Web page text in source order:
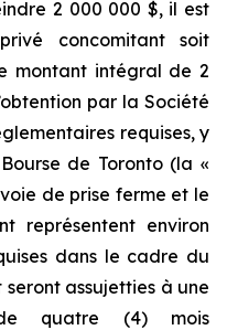
2 000 000 $, il est
concomitant soit
montant intégral de 2
par la Société
requises, y
de Toronto (la «
de prise ferme et le
représentent environ
dans le cadre du
assujetties à une
quatre (4) mois